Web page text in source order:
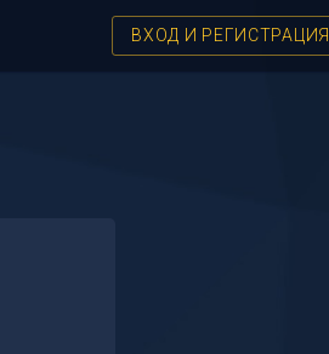
ВХОД И РЕГИСТРАЦИЯ